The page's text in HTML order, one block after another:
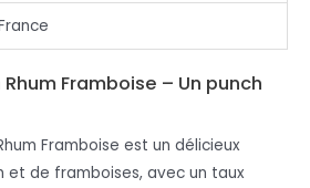
Rhum Framboise – Un punch
Framboise est un délicieux
et de framboises, avec un taux